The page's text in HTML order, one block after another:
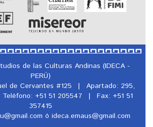
de las Culturas Andinas (IDECA -
PERÚ)
de Cervantes #125
|
Apartado: 295,
Teléfono: +51 51 205547 |
Fax: +51 51
357415
gmail.com ó ideca.emaus@gmail.com